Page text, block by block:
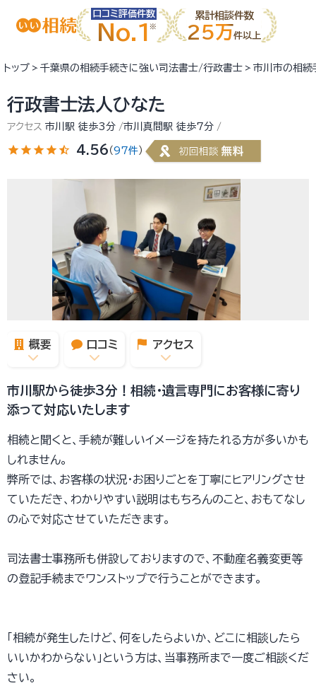
口コミ評価件数
No.1
累計相談件数
25万件以上
トップ 千葉県の相続手続きに強い司法書士/行政書士 市川市の相続
行政書士法人ひなた
アクセス 市川駅 徒歩3分 市川真間駅 徒歩7分
star star star star star_half 4.56 （97件）
概要 口コミ アクセス
市川駅から徒歩3分！相続・遺言専門にお客様に寄り
添って対応いたします
相続と聞くと、手続が難しいイメージを持たれる方が多いかも
しれません。
弊所では、お客様の状況・お困りごとを丁寧にヒアリングさせ
ていただき、わかりやすい説明はもちろんのこと、おもてなし
の心で対応させていただきます。
司法書士事務所も併設しておりますので、不動産名義変更等
の登記手続までワンストップで行うことができます。
「相続が発生したけど、何をしたらよいか、どこに相談したら
いいかわからない」という方は、当事務所まで一度ご相談くだ
さい。